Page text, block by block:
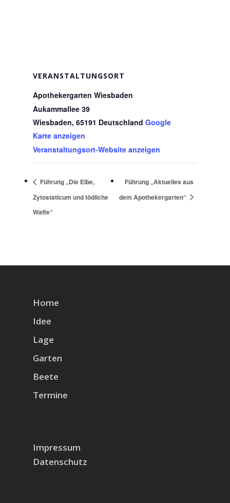
VERANSTALTUNGSORT
Apothekergarten Wiesbaden
Aukammallee 39
Wiesbaden, 65191 Deutschland Google
Karte anzeigen
Veranstaltungsort-Website anzeigen
Führung „Die Eibe,
Zytostaticum und tödliche
Waffe“
Führung „Aktuelles aus
dem Apothekergarten“
Home
Idee
Lage
Garten
Beete
Termine
Impressum
Datenschutz